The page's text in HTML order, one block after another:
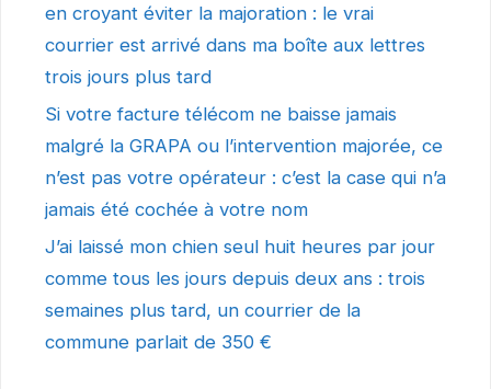
en croyant éviter la majoration : le vrai
courrier est arrivé dans ma boîte aux lettres
trois jours plus tard
Si votre facture télécom ne baisse jamais
malgré la GRAPA ou l’intervention majorée, ce
n’est pas votre opérateur : c’est la case qui n’a
jamais été cochée à votre nom
J’ai laissé mon chien seul huit heures par jour
comme tous les jours depuis deux ans : trois
semaines plus tard, un courrier de la
commune parlait de 350 €